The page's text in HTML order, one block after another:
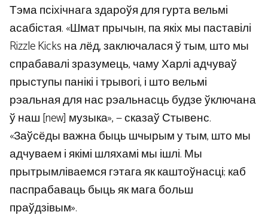
Тэма псіхічнага здароўя для гурта вельмі
асабістая. «Шмат прычын, па якіх мы паставілі
Rizzle Kicks на лёд, заключалася ў тым, што мы
спрабавалі зразумець, чаму Харлі адчуваў
прыступы панікі і трывогі, і што вельмі
рэальная для нас рэальнасць будзе ўключана
ў наш [new] музыка», — сказаў Стывенс.
«Заўсёды важна быць шчырым у тым, што мы
адчуваем і якімі шляхамі мы ішлі. Мы
прытрымліваемся гэтага як каштоўнасці; каб
паспрабаваць быць як мага больш
праўдзівым».